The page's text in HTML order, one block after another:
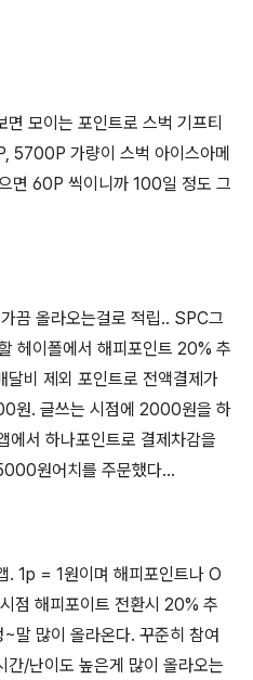
모이는 포인트로 스벅 기프티
5700P 가량이 스벅 아이스아메
면 60P 씩이니까 100일 정도 그
끔 올라오는걸로 적립.. SPC그
헤이폴에서 해피포인트 20% 추
달비 제외 포인트로 전액결제가
원. 글쓰는 시점에 2000원을 하
에서 하나포인트로 결제차감을
원어치를 주문했다...
1p = 1원이며 해피포인트나 O
점 해피포이트 전환시 20% 추
말 많이 올라온다. 꾸준히 참여
간/난이도 높은게 많이 올라오는